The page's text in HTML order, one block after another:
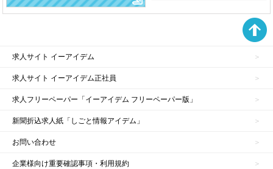
求人サイト イーアイデム
求人サイト イーアイデム正社員
求人フリーペーパー「イーアイデム フリーペーパー版」
新聞折込求人紙「しごと情報アイデム」
お問い合わせ
企業様向け重要確認事項・利用規約